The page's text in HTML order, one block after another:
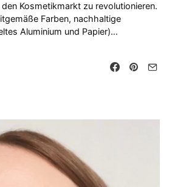
Kosmetikmarkt zu revolutionieren.
Farben, nachhaltige
Aluminium und Papier)…